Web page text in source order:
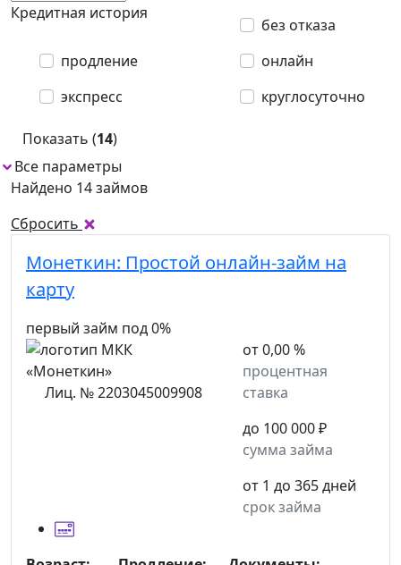
Кредитная история
без отказа
продление
экспресс
онлайн
круглосуточно
Показать (14)
Все параметры
Найдено 14 займов
Сбросить
Монеткин: Простой онлайн-займ на
карту
первый займ под 0%
Лиц. № 2203045009908
от 0,00 %
процентная
ставка
до 100 000 ₽
сумма займа
от 1 до 365 дней
срок займа